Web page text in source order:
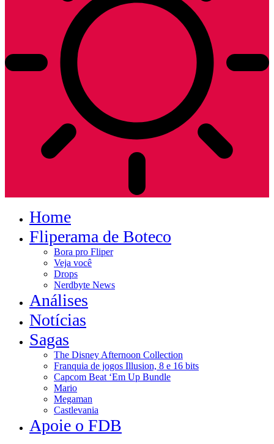
Home
Fliperama de Boteco
Bora pro Fliper
Veja você
Drops
Nerdbyte News
Análises
Notícias
Sagas
The Disney Afternoon Collection
Franquia de jogos Illusion, 8 e 16 bits
Capcom Beat ‘Em Up Bundle
Mario
Megaman
Castlevania
Apoie o FDB